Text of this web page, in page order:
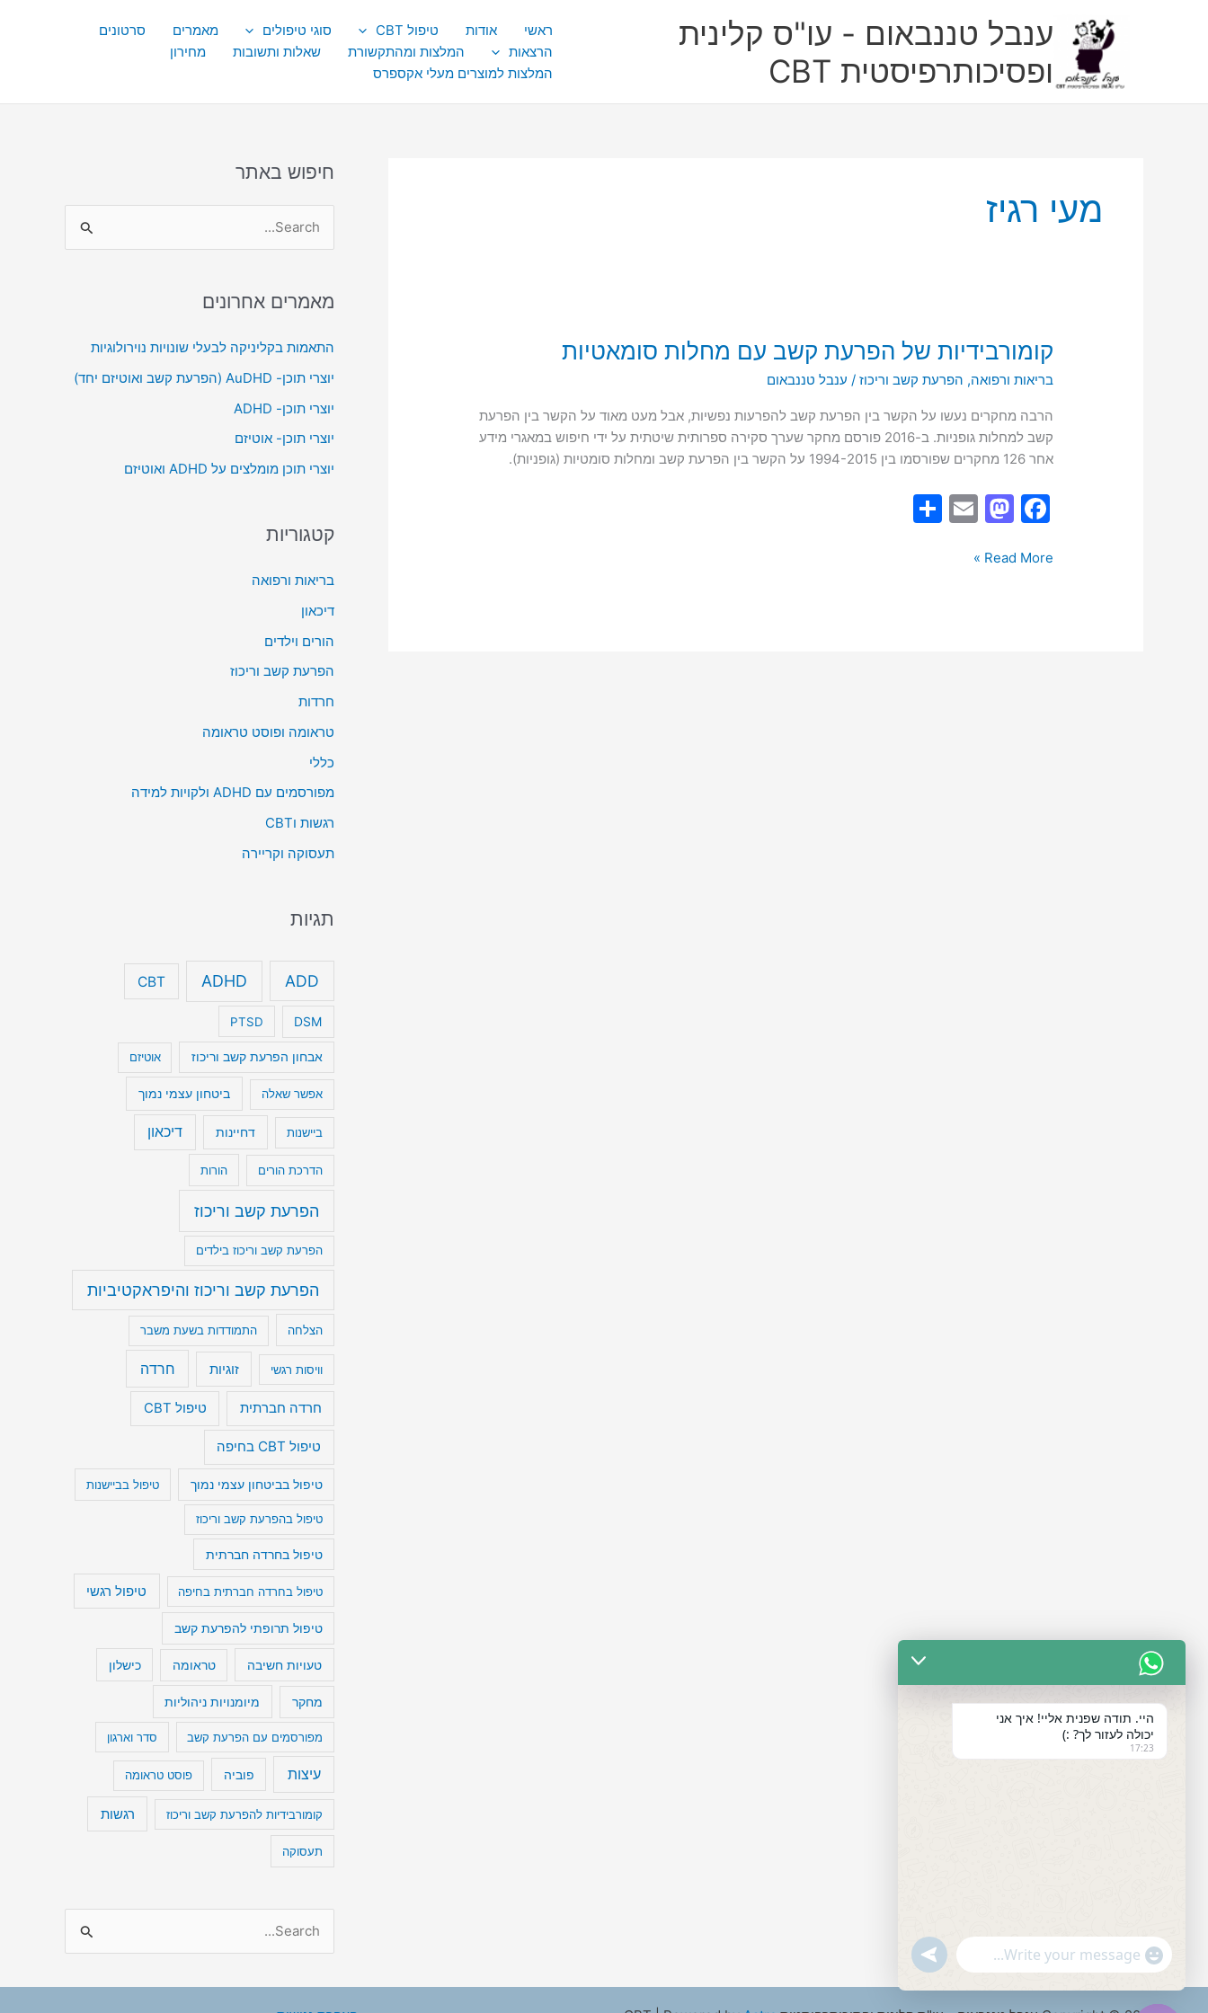
ענבל טננבאום - עו"ס קלינית
ופסיכותרפיסטית CBT
ראשי אודות טיפול CBT סוגי טיפולים מאמרים
סרטונים
הרצאות
המלצות ומהתקשורת שאלות ותשובות
מחירון
המלצות למוצרים מעלי אקספרס
מעי רגיז
קומורבידיות של הפרעת קשב עם מחלות סומאטיות
בריאות ורפואה, הפרעת קשב וריכוז / ענבל טננבאום
הרבה מחקרים נעשו על הקשר בין הפרעת קשב להפרעות נפשיות, אבל מעט מאוד על הקשר בין הפרעת
קשב למחלות גופניות. ב-2016 פורסם מחקר שערך סקירה ספרותית שיטתית על ידי חיפוש במאגרי מידע
אחר 126 מחקרים שפורסמו בין 1994-2015 על הקשר בין הפרעת קשב ומחלות סומטיות (גופניות).
F
c
M
st
E
קומורבידיות
של
הפרעת
קשב
עם
מחלות
Read More »
חיפוש באתר
r
o
:
מאמרים אחרונים
התאמות בקליניקה לבעלי שונויות נוירולוגיות
יוצרי תוכן- AuDHD (הפרעת קשב ואוטיזם יחד)
יוצרי תוכן- ADHD
יוצרי תוכן- אוטיזם
יוצרי תוכן מומלצים על ADHD ואוטיזם
קטגוריות
בריאות ורפואה
דיכאון
הורים וילדים
הפרעת קשב וריכוז
חרדות
טראומה ופוסט טראומה
כללי
מפורסמים עם ADHD ולקויות למידה
רגשות וCBT
תעסוקה וקריירה
תגיות
ADD
ADHD
CBT
DSM
PTSD
אבחון הפרעת קשב וריכוז אוטיזם
אפשר שאלה ביטחון עצמי נמוך
ביישנות דחיינות דיכאון
הדרכת הורים הורות
הפרעת קשב וריכוז
הפרעת קשב וריכוז בילדים
הפרעת קשב וריכוז והיפראקטיביות
הצלחה התמודדות בשעת משבר
וויסות רגשי זוגיות חרדה
חרדה חברתית טיפול CBT
טיפול CBT בחיפה
טיפול בביטחון עצמי נמוך טיפול בביישנות
טיפול בהפרעת קשב וריכוז
טיפול בחרדה חברתית
טיפול בחרדה חברתית בחיפה טיפול רגשי
טיפול תרופתי להפרעת קשב
טעויות חשיבה טראומה כישלון
מחקר מיומנויות ניהוליות
מפורסמים עם הפרעת קשב סדר וארגון
עיצות פוביה פוסט טראומה
קומורבידיות להפרעת קשב וריכוז רגשות
תעסוקה
a
היי. תודה שפנית אליי! איך אני
יכולה לעזור לך? :)
17:23
"+chaty_settings.lang.emoji_picker+"
WhatsApp
undefined